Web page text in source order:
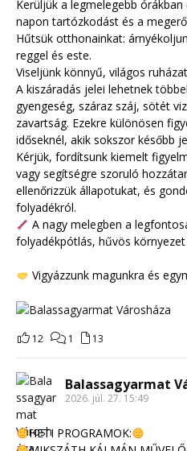
Kerüljük a legmelegebb
napon tartózkodást és a
Hűtsük otthonainkat:
reggel és este.
Viseljünk könnyű, világos
A kiszáradás jelei lehetnek
gyengeség, száraz száj, sötét
zavartság. Ezekre különösen
időseknél, akik sokszor később
Kérjük, fordítsunk kiemelt
vagy segítségre szoruló
ellenőrizzük állapotukat, és
folyadékról.
A nagy melegben a
folyadékpótlás, hűvös
Vigyázzunk magunkra és
12 1 13
Balassagyarmat
2026. júl. 27. 15:49
HETI PROGRAMOK: